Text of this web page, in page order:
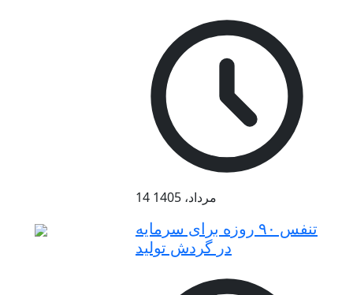
14 مرداد، 1405
تنفس ۹۰ روزه برای سرمایه
در گردش تولید